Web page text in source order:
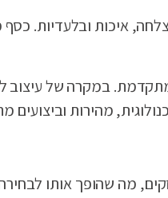
איכות ובלעדיות. כסף
מתקדמת. במקרה של
מהירות וביצועים
מה שהופך אותו